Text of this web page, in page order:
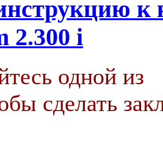
к
2.300 i
одной из
сделать